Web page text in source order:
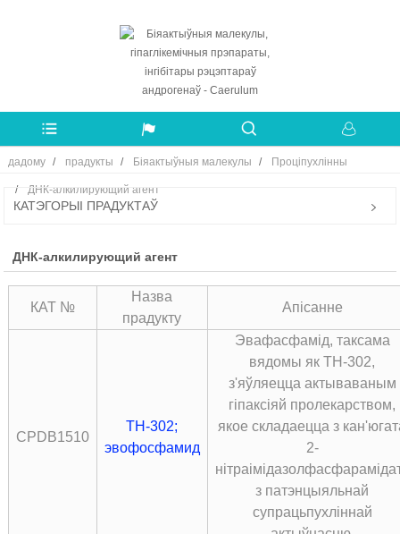
дадому прадукты Біяактыўныя малекулы Проціпухлінны
ДНК-алкилирующий агент
КАТЭГОРЫІ ПРАДУКТАЎ
ДНК-алкилирующий агент
КАТ №
Назва
прадукту
Апісанне
CPDB1510
ТН-302;
эвофосфамид
Эвафасфамід, таксама
вядомы як TH-302,
з'яўляецца актываваным
гіпаксіяй пролекарством,
якое складаецца з
2-
з патэнцыяльнай
супрацьпухліннай